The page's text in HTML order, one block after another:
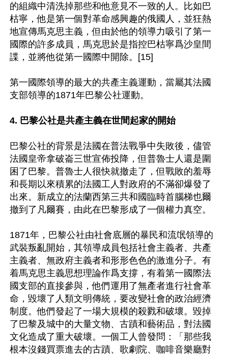
的組織中清洗掉那些和他意見不一致的人。比如巴
枯寧，他是第一個對革命感興趣的俄國人，並狂熱
地宣傳馬克思主義，但由於他的領導力吸引了第一
國際的許多成員，馬克思於是指控巴枯寧爲沙皇間
諜，並將他從第一國際中開除。[15]
第一國際領導的最大的共產主義運動，當屬其法國
支部領導的1871年巴黎公社運動。
4. 巴黎公社是共產主義在世間起家的開始
巴黎公社的背景是法國在普法戰爭中失敗後，儘管
法國皇帝拿破崙三世宣佈投降，但普魯士人還是圍
困了巴黎。普魯士人很快就撤走了，但戰敗的羞辱
和長期以來積累的法國工人對政府的不滿卻爆發了
出來。新成立的法蘭西第三共和國臨時首腦梯也爾
撤到了凡爾賽，由此在巴黎形成了一個權力真空。
1871年，巴黎公社由社會底層的暴民和流氓領導的
武裝叛亂開始，其領導成員包括社會主義者、共產
主義者、無政府主義者和形形色色的激進分子。有
着馬克思主義思想理論作爲支撐，有着第一國際法
國支部的直接參與，他們運用了無產者進行社會革
命，毀壞了人類文明傳統，要改變社會的政治經濟
制度。他們發起了一場大規模的殺戮和破壞。毀掉
了巴黎及城中的大量文物、古蹟和藝術品，對法國
文化造成了重大破壞。一個工人曾發問：「那些我
根本沒錢買票進去的古蹟、歌劇院、咖啡音樂廳對